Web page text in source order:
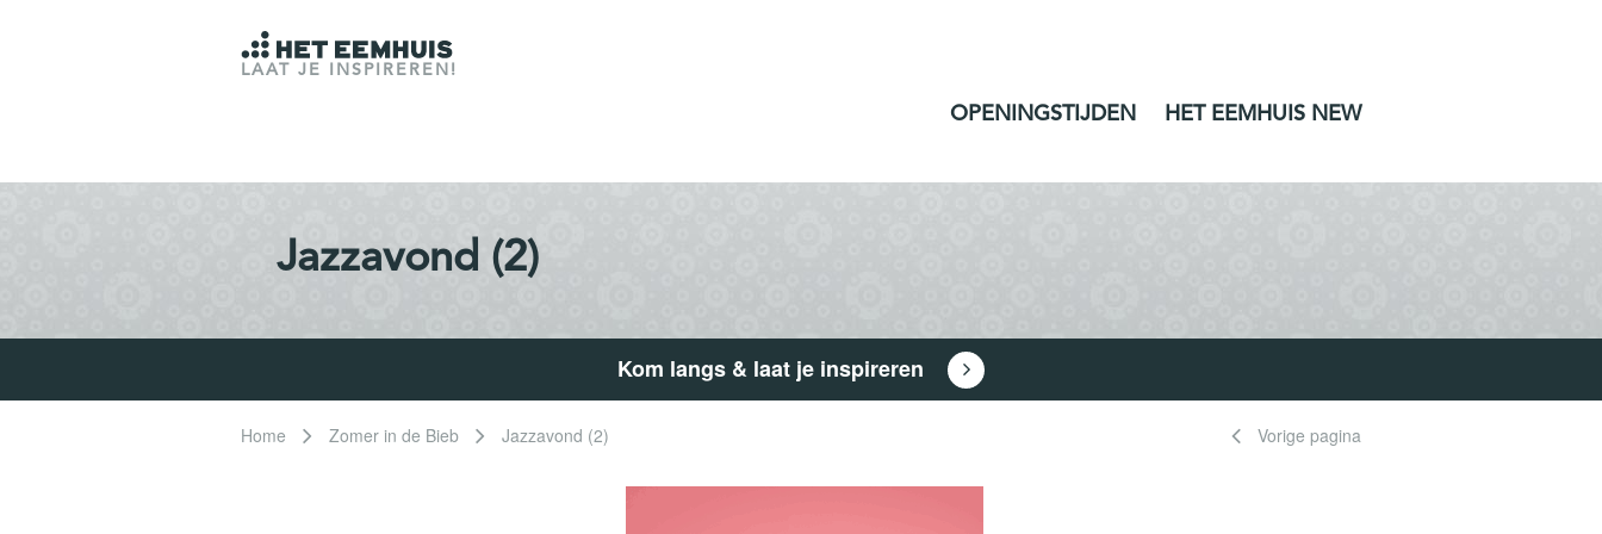
LAAT JE INSPIREREN!
OPENINGSTIJDEN HET EEMHUIS NEW
Jazzavond (2)
Kom langs & laat je inspireren
Home Zomer in de Bieb Jazzavond (2) Vorige pagina